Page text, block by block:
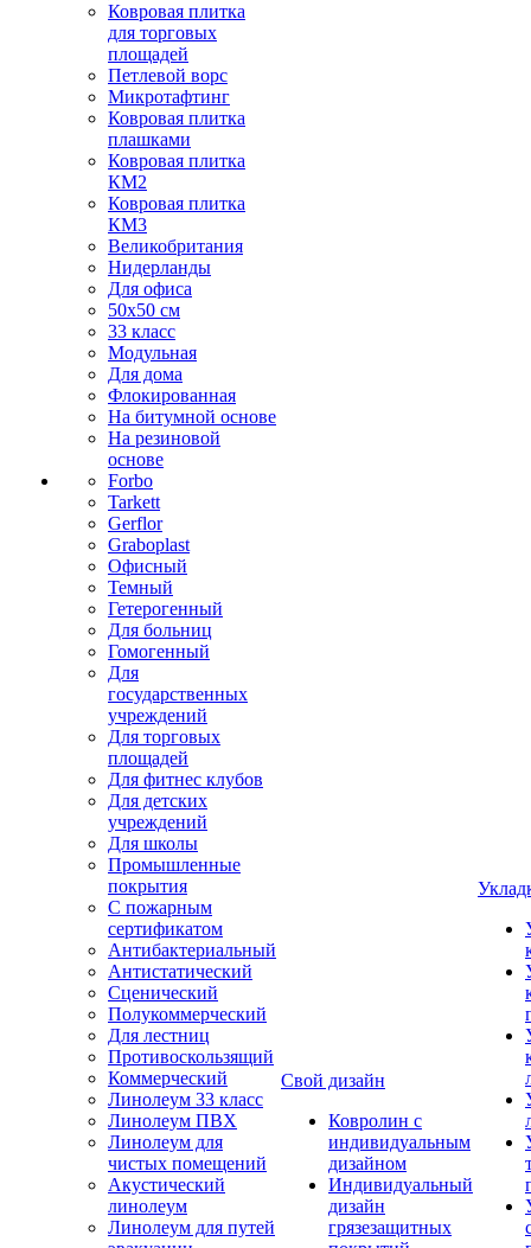
Ковровая плитка
для торговых
площадей
Петлевой ворс
Микротафтинг
Ковровая плитка
плашками
Ковровая плитка
КМ2
Ковровая плитка
КМ3
Великобритания
Нидерланды
Для офиса
50х50 см
33 класс
Модульная
Для дома
Флокированная
На битумной основе
На резиновой
основе
Forbo
Tarkett
Gerflor
Graboplast
Офисный
Темный
Гетерогенный
Для больниц
Гомогенный
Для
государственных
учреждений
Для торговых
площадей
Для фитнес клубов
Для детских
учреждений
Для школы
Промышленные
покрытия
С пожарным
сертификатом
Антибактериальный
Антистатический
Сценический
Полукоммерческий
Для лестниц
Противоскользящий
Коммерческий
Линолеум 33 класс
Линолеум ПВХ
Линолеум для
чистых помещений
Акустический
линолеум
Линолеум для путей
Свой дизайн
Ковролин с
индивидуальным
дизайном
Индивидуальный
дизайн
грязезащитных